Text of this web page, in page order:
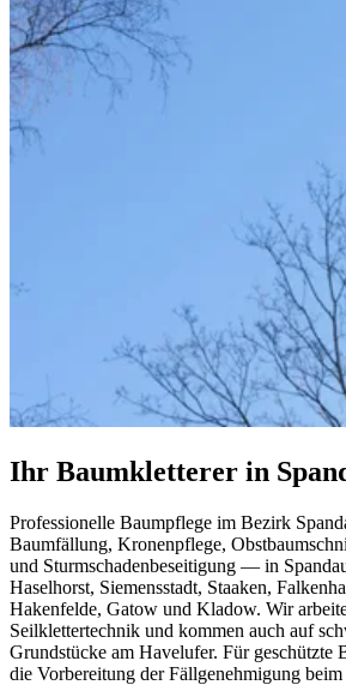
Ihr Baumkletterer in
Professionelle Baumpflege im Bezirk
Baumfällung, Kronenpflege,
und Sturmschadenbeseitigung — in
Haselhorst, Siemensstadt, Staaken,
Hakenfelde, Gatow und Kladow. Wir
Seilklettertechnik und kommen auch auf
Grundstücke am Havelufer. Für geschützte
die Vorbereitung der Fällgenehmigung